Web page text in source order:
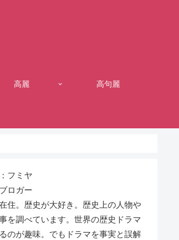
高麗 高句麗
フミヤ
ロガー
住。歴史が大好き。歴史上の人物や
を調べています。世界の歴史ドラマ
のが趣味。でもドラマを事実と誤解